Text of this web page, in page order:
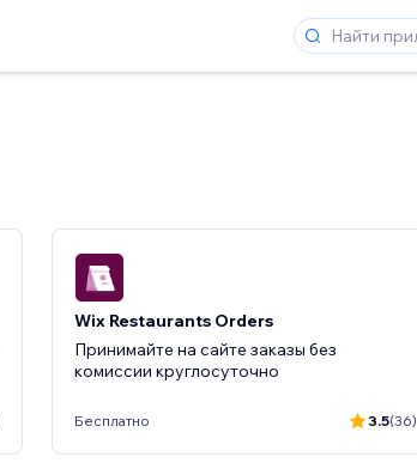
Wix Restaurants Orders
Принимайте на сайте заказы без
комиссии круглосуточно
Бесплатно 3.5(36)